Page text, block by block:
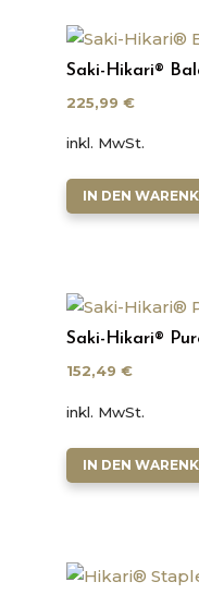
Saki-Hikari®
225,99 €
inkl. MwSt.
IN DEN
Saki-Hikari®
152,49 €
inkl. MwSt.
IN DEN